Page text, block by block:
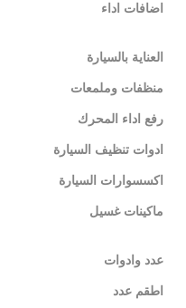
اضافات اداء
العناية بالسيارة
منظفات وملمعات
رفع اداء المحرك
ادوات تنظيف السيارة
اكسسوارات السيارة
ماكينات غسيل
عدد وادوات
اطقم عدد